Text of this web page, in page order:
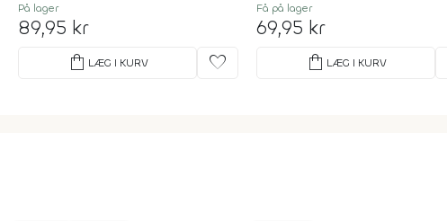
På lager
89,95 kr
shopping_bag LÆG I KURV favorite
Få på lager
69,95 kr
shopping_bag LÆG I KURV